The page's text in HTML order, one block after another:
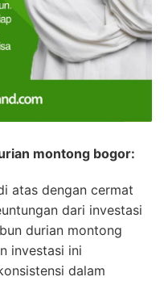
montong bogor:
atas dengan cermat
dari investasi
durian montong
investasi ini
dalam